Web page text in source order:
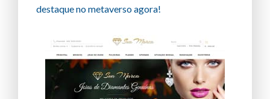
destaque no metaverso agora!